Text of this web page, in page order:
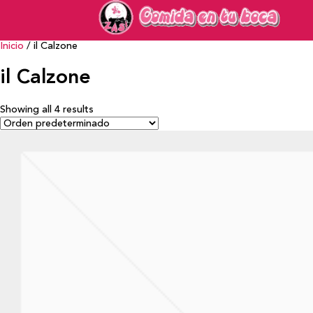
Inicio / il Calzone
il Calzone
Showing all 4 results